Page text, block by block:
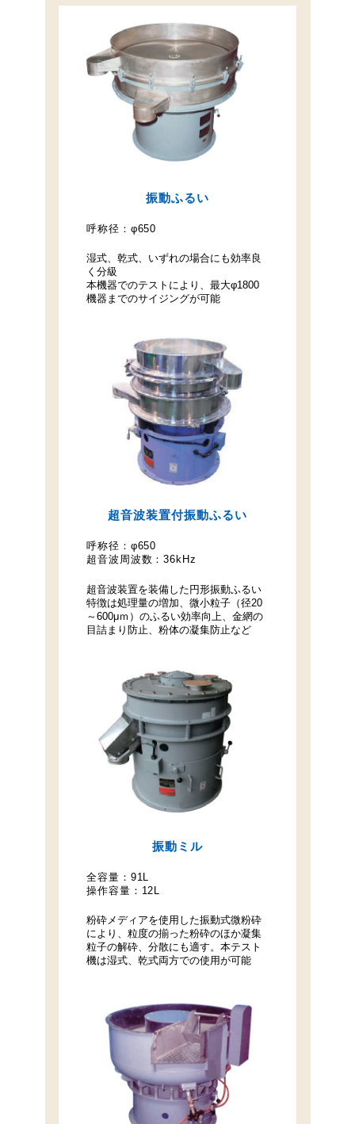
振動ふるい
呼称径： φ650
湿式、乾式、いずれの場合にも効率良
く分級
本機器でのテストにより、最大φ1800
機器までのサイジングが可能
超音波装置付振動ふるい
呼称径： φ650
超音波周波数：36kHz
超音波装置を装備した円形振動ふるい
特徴は処理量の増加、微小粒子（径20
～600μｍ）のふるい効率向上、金網の
目詰まり防止、粉体の凝集防止など
振動ミル
全容量： 91L
操作容量： 12L
粉砕メディアを使用した振動式微粉砕
により、粒度の揃った粉砕のほか凝集
粒子の解砕、分散にも適す。本テスト
機は湿式、乾式両方での使用が可能